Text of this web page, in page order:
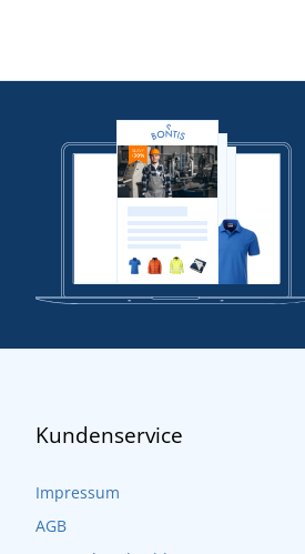
Kundenservice
Impressum
AGB